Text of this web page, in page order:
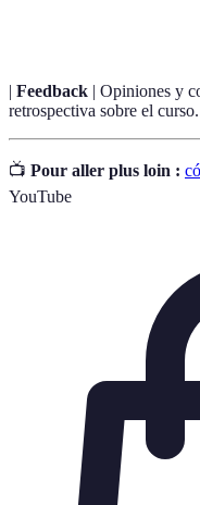
| Feedback | Opiniones y
retrospectiva sobre el curso.
📺 Pour aller plus loin :
YouTube